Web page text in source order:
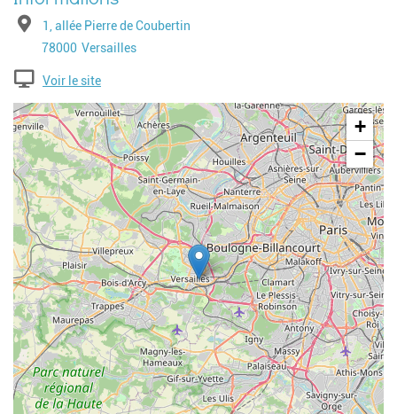
Adresse1, allée Pierre de Coubertin
Code postal
78000 Ville
Versailles
Voir le site
Geolocalisation
+
−